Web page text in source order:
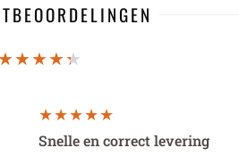
Snelle en correct levering